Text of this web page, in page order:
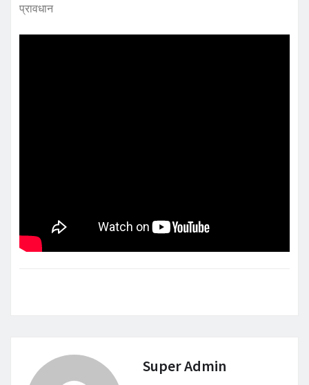
प्रावधान
Super Admin